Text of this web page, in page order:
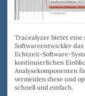
Tracealyzer bietet
Softwareentwickler
Echtzeit-Software-
kontinuierlichen
Analysekomponenten
vermeiden diese und o
schnell und einfach.